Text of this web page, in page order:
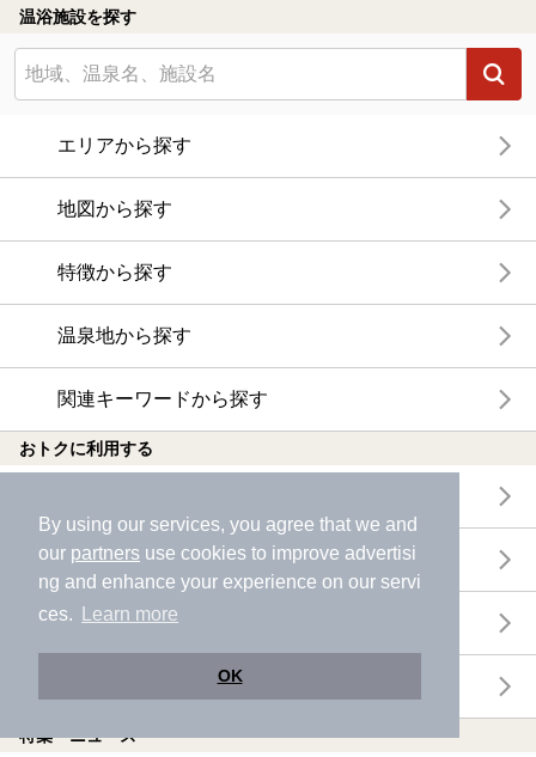
By using our services, you agree that we and
our partners use cookies to improve advertisi
ng and enhance your experience on our servi
ces.
Learn more
OK
温浴施設を探す
エリアから探す
地図から探す
特徴から探す
温泉地から探す
関連キーワードから探す
おトクに利用する
クーポンが利用できる施設一覧
おすすめ電子チケット・クーポン一覧
今月の新着電子チケット・クーポン一覧
特集・ニュース